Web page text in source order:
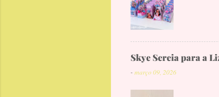
Skye Sereia para a
- março 09, 2026